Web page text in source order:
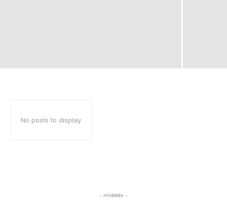
No posts to display
- Hirdetés -